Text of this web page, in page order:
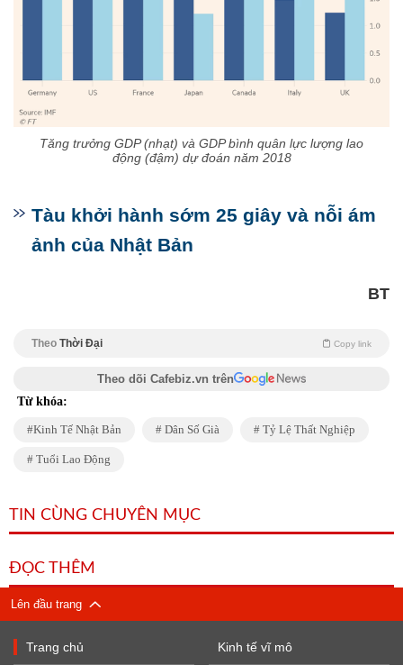
Tăng trưởng GDP (nhạt) và GDP bình quân lực lượng lao
động (đậm) dự đoán năm 2018
Tàu khởi hành sớm 25 giây và nỗi ám
ảnh của Nhật Bản
BT
Theo Thời Đại Copy link
Theo dõi Cafebiz.vn trên
Từ khóa:
Kinh Tế Nhật Bản Dân Số Già Tỷ Lệ Thất Nghiệp
Tuổi Lao Động
TIN CÙNG CHUYÊN MỤC
ĐỌC THÊM
Lên đầu trang
Trang chủ Kinh tế vĩ mô